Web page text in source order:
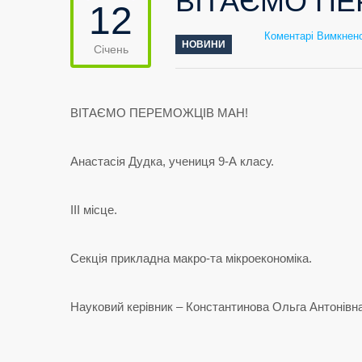
12
Січень НОВИНИ
Коментарі
ВІТАЄМО ПЕРЕМОЖЦІВ МАН!
Анастасія Дудка, учениця 9-А класу.
ІІІ місце.
Секція прикладна макро-та мікроекономіка.
Науковий керівник – Константинова Ольга